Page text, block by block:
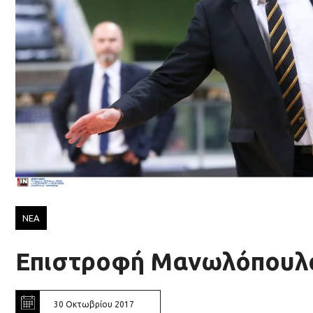
ΝΕΑ
Επιστροφή
30 Οκτωβρίου 2017